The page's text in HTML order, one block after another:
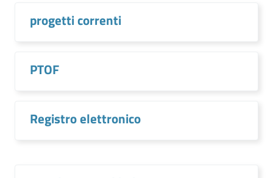
progetti correnti
PTOF
Registro elettronico